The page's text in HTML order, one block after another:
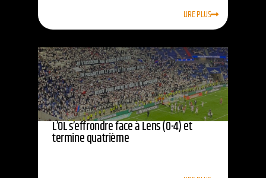
LIRE PLUS
L’OL s’effrondre face à Lens (0-4) et
termine quatrième